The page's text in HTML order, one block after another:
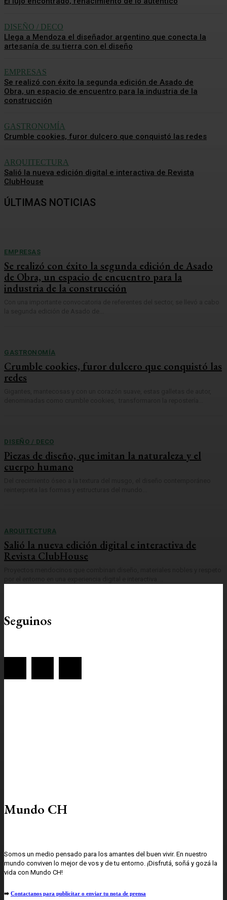
DISEÑO / DECO
Llega a Mendoza el diseñador argentino que conecta la
artesanía de su tierra con el diseño
EMPRESAS
Se realizó con éxito la segunda edición de Asado de
Obra, un espacio de encuentro para la industria de la
construcción
GASTRONOMÍA
Crumble cookies, furor dulcero que conquistó las redes
ARQUITECTURA
Salió la nueva edición digital e interactiva de Revista
ClubHouse
ÚLTIMAS NOTICIAS
EMPRESAS
Se realizó con éxito la segunda edición de Asado
de Obra, un espacio de encuentro para la
industria de la construcción
GASTRONOMÍA
Crumble cookies, furor dulcero que conquistó las
redes
DISEÑO / DECO
Piezas de diseño, que imitan la naturaleza y el
cuerpo humano
ARQUITECTURA
Salió la nueva edición digital e interactiva de
Revista ClubHouse
Seguinos
Mundo CH
Somos un medio pensado para los amantes del buen vivir. En nuestro
mundo conviven lo mejor de vos y de tu entorno. ¡Disfrutá, soñá y gozá la
vida con Mundo CH!
➡️ Contactanos para publicitar o enviar tu nota de prensa